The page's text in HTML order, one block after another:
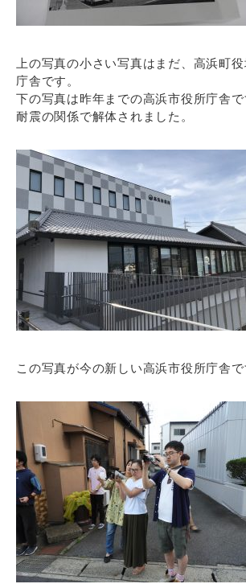
上の写真の小さい写真はまだ、高浜町
庁舎です。
下の写真は昨年までの高浜市役所庁舎で
耐震の関係で解体されました。
この写真が今の新しい高浜市役所庁舎で